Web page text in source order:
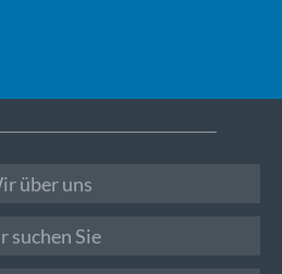
über uns
suchen Sie